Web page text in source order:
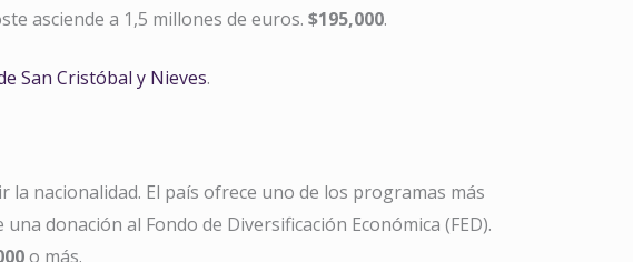
asciende a 1,5 millones de euros. $195,000.
San Cristóbal y Nieves.
nacionalidad. El país ofrece uno de los programas más
una donación al Fondo de Diversificación Económica (FED).
o más.